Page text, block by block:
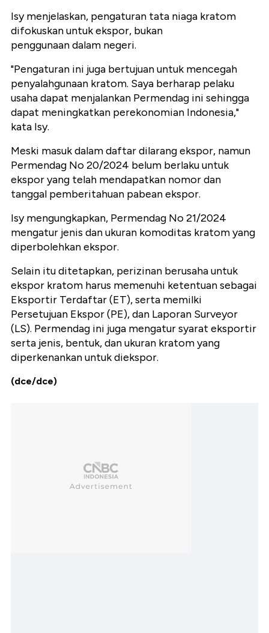
Isy menjelaskan, pengaturan tata niaga kratom
difokuskan untuk ekspor, bukan
penggunaan dalam negeri.
"Pengaturan ini juga bertujuan untuk mencegah
penyalahgunaan kratom. Saya berharap pelaku
usaha dapat menjalankan Permendag ini sehingga
dapat meningkatkan perekonomian Indonesia,"
kata Isy.
Meski masuk dalam daftar dilarang ekspor, namun
Permendag No 20/2024 belum berlaku untuk
ekspor yang telah mendapatkan nomor dan
tanggal pemberitahuan pabean ekspor.
Isy mengungkapkan, Permendag No 21/2024
mengatur jenis dan ukuran komoditas kratom yang
diperbolehkan ekspor.
Selain itu ditetapkan, perizinan berusaha untuk
ekspor kratom harus memenuhi ketentuan sebagai
Eksportir Terdaftar (ET), serta memilki
Persetujuan Ekspor (PE), dan Laporan Surveyor
(LS). Permendag ini juga mengatur syarat eksportir
serta jenis, bentuk, dan ukuran kratom yang
diperkenankan untuk diekspor.
(dce/dce)